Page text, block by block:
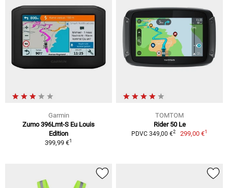
Garmin
Zumo 396Lmt-S Eu Louis
Edition
399,99 €1
TOMTOM
Rider 50 Le
PDVC 349,00 €2 299,00 €1